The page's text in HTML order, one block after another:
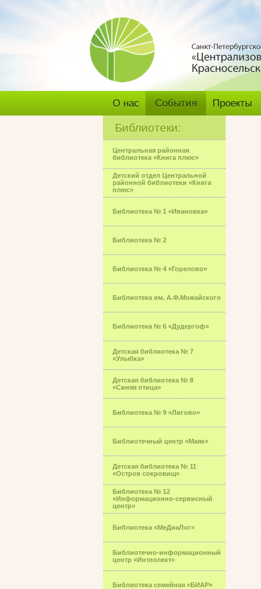
О нас События Проекты
Библиотеки:
Центральная районная
библиотека «Книга плюс»
Детский отдел Центральной
районной библиотеки «Книга
плюс»
Библиотека № 1 «Ивановка»
Библиотека № 2
Библиотека № 4 «Горелово»
Библиотека им. А.Ф.Можайского
Библиотека № 6 «Дудергоф»
Детская библиотека № 7
«Улыбка»
Детская библиотека № 8
«Синяя птица»
Библиотека № 9 «Лигово»
Библиотечный центр «Маяк»
Детская библиотека № 11
«Остров сокровищ»
Библиотека № 12
«Информационно-сервисный
центр»
Библиотека «МеДиаЛог»
Библиотечно-информационный
центр «Интеллект»
Библиотека семейная «БИАР»